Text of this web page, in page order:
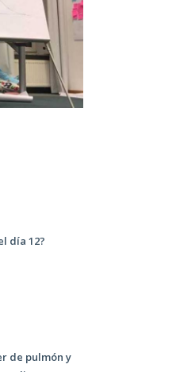
día 12?
de pulmón y